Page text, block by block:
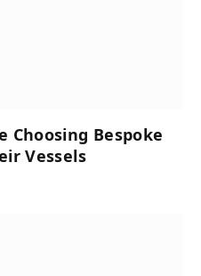
Choosing Bespoke
Vessels